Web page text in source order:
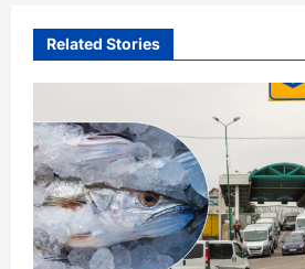
Related Stories